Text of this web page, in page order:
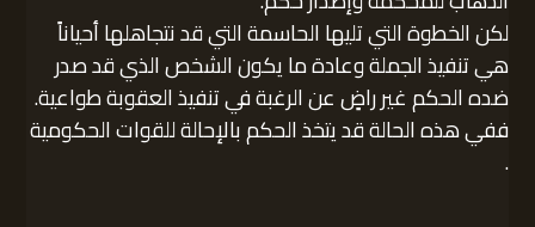
لكن الخطوة التي تليها الحاسمة التي قد نتجاهلها أحياناً
هي تنفيذ الجملة وعادة ما يكون الشخص الذي قد صدر
ضده الحكم غير راضٍ عن الرغبة في تنفيذ العقوبة طواعية.
ففي هذه الحالة قد يتخذ الحكم بالإحالة للقوات الحكومية
.